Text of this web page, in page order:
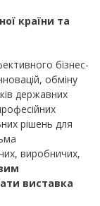
країни та
бізнес-
обміну
державних
рішень для
виробничих,
виставка